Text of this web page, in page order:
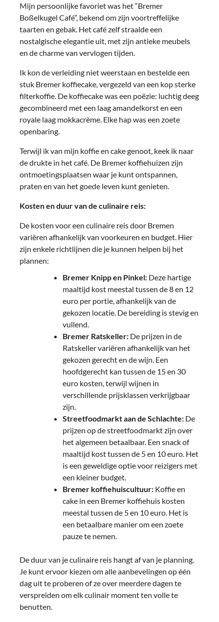
Mijn persoonlijke favoriet was het “Bremer
Boßelkugel Café”, bekend om zijn voortreffelijke
taarten en gebak. Het café zelf straalde een
nostalgische elegantie uit, met zijn antieke meubels
en de charme van vervlogen tijden.
Ik kon de verleiding niet weerstaan en bestelde een
stuk Bremer koffiecake, vergezeld van een kop sterke
filterkoffie. De koffiecake was een poëzie: luchtig deeg
gecombineerd met een laag amandelkorst en een
royale laag mokkacrème. Elke hap was een zoete
openbaring.
Terwijl ik van mijn koffie en cake genoot, keek ik naar
de drukte in het café. De Bremer koffiehuizen zijn
ontmoetingsplaatsen waar je kunt ontspannen,
praten en van het goede leven kunt genieten.
Kosten en duur van de culinaire reis:
De kosten voor een culinaire reis door Bremen
variëren afhankelijk van voorkeuren en budget. Hier
zijn enkele richtlijnen die je kunnen helpen bij het
plannen:
Bremer Knipp en Pinkel: Deze hartige
maaltijd kost meestal tussen de 8 en 12
euro per portie, afhankelijk van de
gekozen locatie. De bereiding is stevig en
vullend.
Bremer Ratskeller: De prijzen in de
Ratskeller variëren afhankelijk van het
gekozen gerecht en de wijn. Een
hoofdgerecht kan tussen de 15 en 30
euro kosten, terwijl wijnen in
verschillende prijsklassen verkrijgbaar
zijn.
Streetfoodmarkt aan de Schlachte: De
prijzen op de streetfoodmarkt zijn over
het algemeen betaalbaar. Een snack of
maaltijd kost tussen de 5 en 10 euro. Het
is een geweldige optie voor reizigers met
een kleiner budget.
Bremer koffiehuiscultuur: Koffie en
cake in een Bremer koffiehuis kosten
meestal tussen de 5 en 10 euro. Het is
een betaalbare manier om een zoete
pauze te nemen.
De duur van je culinaire reis hangt af van je planning.
Je kunt ervoor kiezen om alle aanbevelingen op één
dag uit te proberen of ze over meerdere dagen te
verspreiden om elk culinair moment ten volle te
benutten.